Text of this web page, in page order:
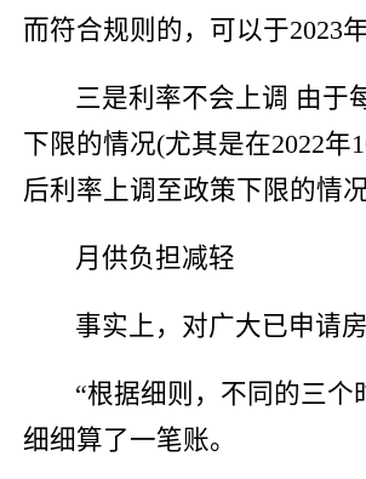
而符合规则的，可以于2023
三是利率不会上调 由于
下限的情况(尤其是在2022
后利率上调至政策下限的情况
月供负担减轻
事实上，对广大已申请
“根据细则，不同的三
细细算了一笔账。